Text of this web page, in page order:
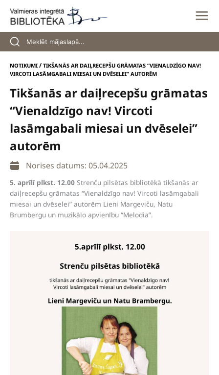
content
NOTIKUMI / TIKŠANĀS AR DAIĻRECEPŠU GRĀMATAS “VIENALDZĪGO NAV!
VIRCOTI LASĀMGABALI MIESAI UN DVĒSELEI” AUTORĒM
Tikšanās ar daiļrecepšu grāmatas
“Vienaldzīgo nav! Vircoti
lasāmgabali miesai un dvēselei”
autorēm
Norises datums: 05.04.2025
5. aprīlī plkst. 12.00 Strenču pilsētas bibliotēkā tikšanās ar
daiļrecepšu grāmatas “Vienaldzīgo nav! Vircoti lasāmgabali
miesai un dvēselei” autorēm Lieni Margeviču, Natu
Brumbergu un muzikālo apvienību “Melodia”.